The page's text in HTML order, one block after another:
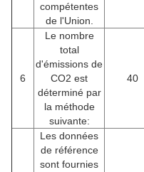
compétentes
de l'Union.
6
Le nombre
total
d'émissions de
CO2 est
déterminé par
la méthode
suivante:
40
Les données
de référence
sont fournies